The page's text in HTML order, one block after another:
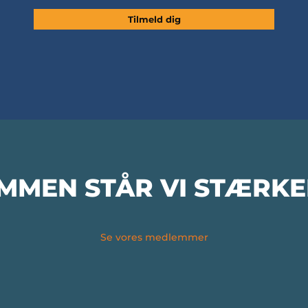
Tilmeld dig
STÅR VI
Se vores medlemmer